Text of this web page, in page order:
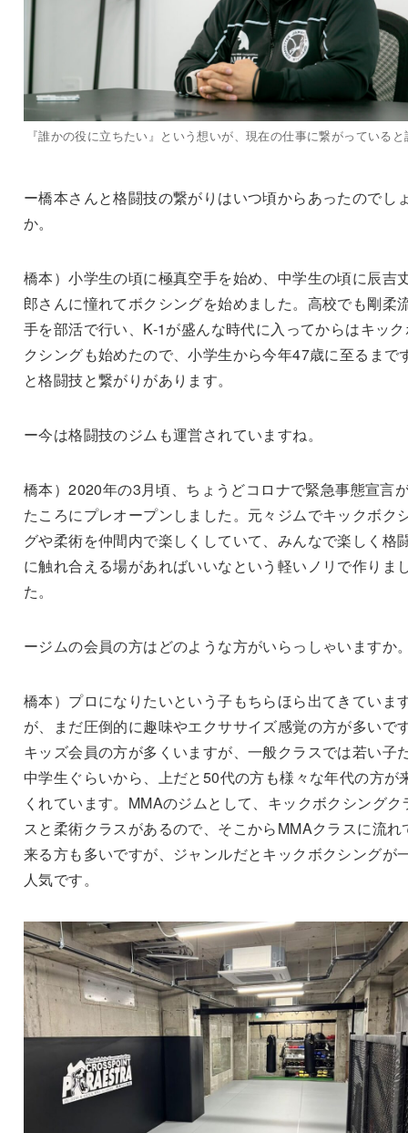
『誰かの役に立ちたい』という想いが、現在の仕事に繋がっている
ー橋本さんと格闘技の繋がりはいつ頃からあったのでし
か。
橋本）小学生の頃に極真空手を始め、中学生の頃に辰吉
郎さんに憧れてボクシングを始めました。高校でも剛柔
手を部活で行い、K-1が盛んな時代に入ってからはキッ
クシングも始めたので、小学生から今年47歳に至るまで
と格闘技と繋がりがあります。
ー今は格闘技のジムも運営されていますね。
橋本）2020年の3月頃、ちょうどコロナで緊急事態宣言
たころにプレオープンしました。元々ジムでキックボク
グや柔術を仲間内で楽しくしていて、みんなで楽しく格
に触れ合える場があればいいなという軽いノリで作りま
た。
ージムの会員の方はどのような方がいらっしゃいますか
橋本）プロになりたいという子もちらほら出てきていま
が、まだ圧倒的に趣味やエクササイズ感覚の方が多いで
キッズ会員の方が多くいますが、一般クラスでは若い子
中学生ぐらいから、上だと50代の方も様々な年代の方が
くれています。MMAのジムとして、キックボクシングク
スと柔術クラスがあるので、そこからMMAクラスに流れ
来る方も多いですが、ジャンルだとキックボクシングが
人気です。